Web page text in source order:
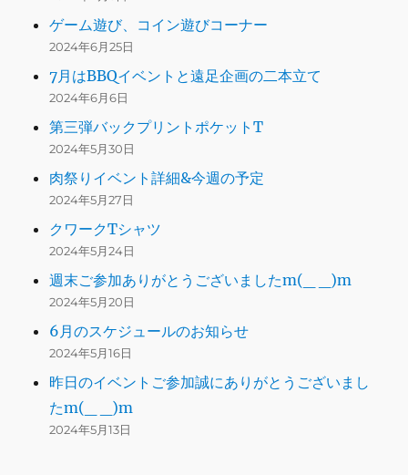
ゲーム遊び、コイン遊びコーナー
2024年6月25日
7月はBBQイベントと遠足企画の二本立て
2024年6月6日
第三弾バックプリントポケットT
2024年5月30日
肉祭りイベント詳細&今週の予定
2024年5月27日
クワークTシャツ
2024年5月24日
週末ご参加ありがとうございましたm(_ _)m
2024年5月20日
6月のスケジュールのお知らせ
2024年5月16日
昨日のイベントご参加誠にありがとうございまし
たm(_ _)m
2024年5月13日